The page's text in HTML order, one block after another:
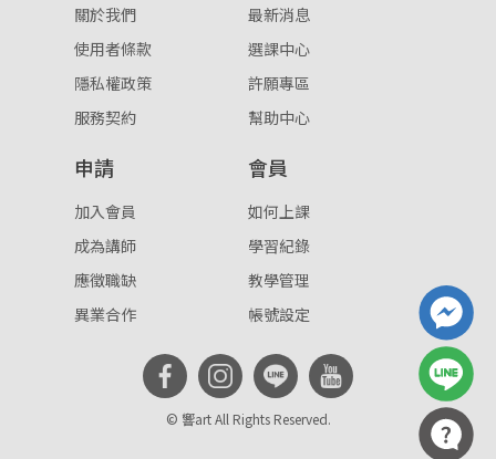
關於我們
使用者條款
隱私權政策
服務契約
最新消息
選課中心
許願專區
幫助中心
申請
加入會員
成為講師
應徵職缺
異業合作
會員
如何上課
學習紀錄
教學管理
帳號設定
© 響art All Rights Reserved.